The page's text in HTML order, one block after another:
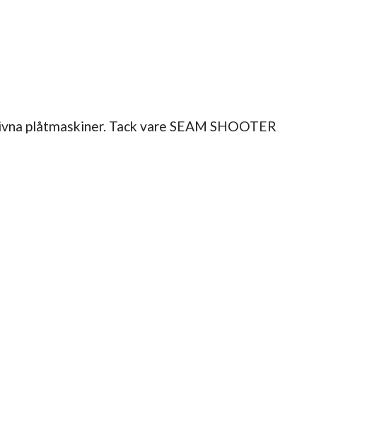
plåtmaskiner. Tack vare SEAM SHOOTER